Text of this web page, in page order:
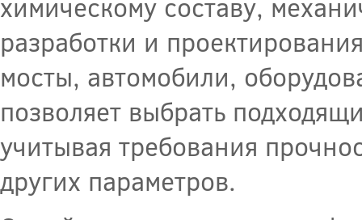
химическому составу,
разработки и
мосты, автомобили,
позволяет выбрать
учитывая требования
других параметров.